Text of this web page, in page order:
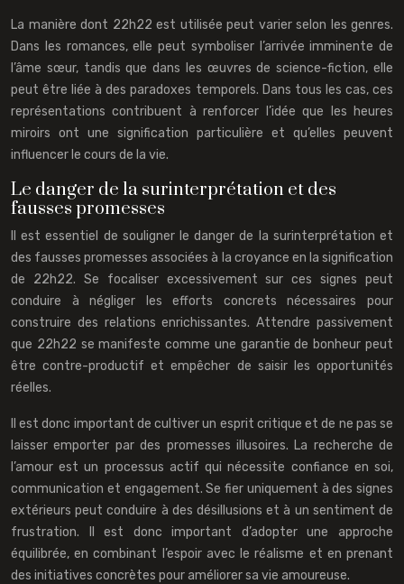
La manière dont 22h22 est utilisée peut varier selon les genres.
Dans les romances, elle peut symboliser l’arrivée imminente de
l’âme sœur, tandis que dans les œuvres de science-fiction, elle
peut être liée à des paradoxes temporels. Dans tous les cas, ces
représentations contribuent à renforcer l’idée que les heures
miroirs ont une signification particulière et qu’elles peuvent
influencer le cours de la vie.
Le danger de la surinterprétation et des
fausses promesses
Il est essentiel de souligner le danger de la surinterprétation et
des fausses promesses associées à la croyance en la signification
de 22h22. Se focaliser excessivement sur ces signes peut
conduire à négliger les efforts concrets nécessaires pour
construire des relations enrichissantes. Attendre passivement
que 22h22 se manifeste comme une garantie de bonheur peut
être contre-productif et empêcher de saisir les opportunités
réelles.
Il est donc important de cultiver un esprit critique et de ne pas se
laisser emporter par des promesses illusoires. La recherche de
l’amour est un processus actif qui nécessite confiance en soi,
communication et engagement. Se fier uniquement à des signes
extérieurs peut conduire à des désillusions et à un sentiment de
frustration. Il est donc important d’adopter une approche
équilibrée, en combinant l’espoir avec le réalisme et en prenant
des initiatives concrètes pour améliorer sa vie amoureuse.